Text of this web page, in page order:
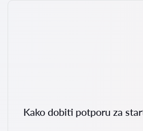
Kako dobiti potporu za